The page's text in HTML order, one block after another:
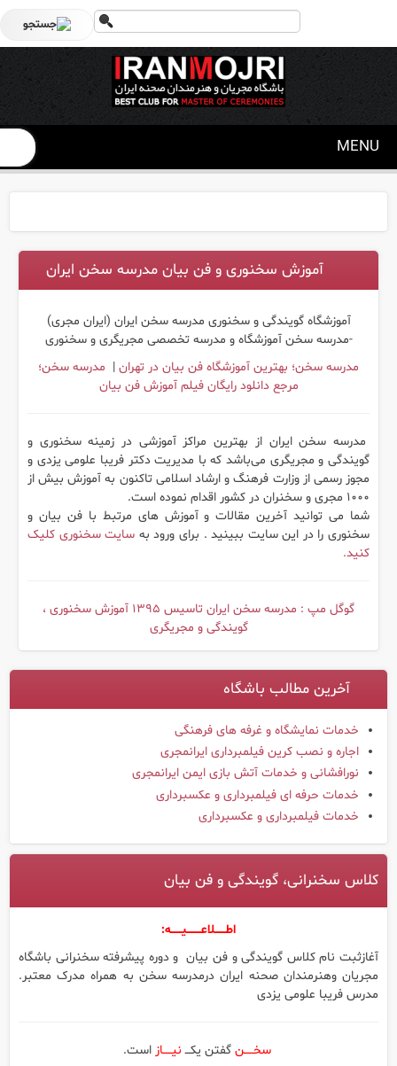
MENU
آموزش سخنوری و فن بیان مدرسه سخن ایران
آموزشگاه گویندگی و سخنوری مدرسه سخن ایران (ایران مجری)
-مدرسه سخن آموزشگاه و مدرسه تخصصی مجریگری و سخنوری
مدرسه سخن؛ بهترین آموزشگاه فن بیان در تهران | مدرسه سخن؛
مرجع دانلود رایگان فیلم آموزش فن بیان
مدرسه سخن ایران از بهترین مراکز آموزشی در زمینه سخنوری و
گویندگی و مجریگری می‌باشد که با مدیریت دکتر فریبا علومی یزدی و
مجوز رسمی از وزارت فرهنگ و ارشاد اسلامی تاکنون به آموزش بیش از
۱۰۰۰ مجری و سخنران در کشور اقدام نموده است.
شما می توانید آخرین مقالات و آموزش های مرتبط با فن بیان و
سخنوری را در این سایت ببینید . برای ورود به سایت سخنوری کلیک
کنید.
گوگل مپ : مدرسه سخن ایران تاسیس ۱۳۹۵ آموزش سخنوری ،
گویندگی و مجریگری
آخرین مطالب باشگاه
خدمات نمایشگاه و غرفه های فرهنگی
اجاره و نصب کرین فیلمبرداری ایرانمجری
نورافشانی و خدمات آتش بازی ایمن ایرانمجری
خدمات حرفه ای فیلمبرداری و عکسبرداری
خدمات فیلمبرداری و عکسبرداری
کلاس سخنرانی، گویندگی و فن بیان
اطــــــلاعــــــــیــــــه:
آغازثبت نام کلاس گویندگی و فن بیان و دوره پیشرفته سخنرانی باشگاه
مجریان وهنرمندان صحنه ایران درمدرسه سخن به همراه مدرک معتبر.
مدرس فریبا علومی یزدی
سخـــــن گفتن یکـــ نیـــــاز است.